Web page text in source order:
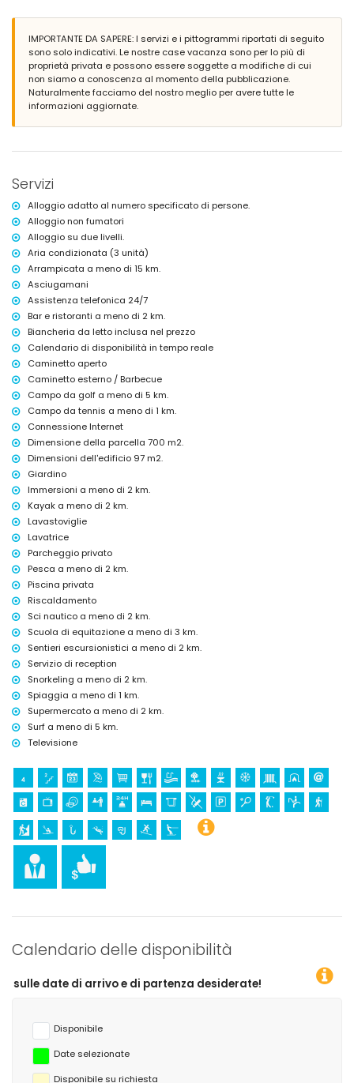
2 terrazze, di cui 1 coperta
barbecue
doccia esterna
area soggiorno esterna e zona pranzo esterna
2 posti auto privati
Ulteriori informazioni
spiaggia più vicina: Les Platgetes (a meno di 1000 metri dalla villa)
secondo aeroporto più vicino: Valencia (> 100 chilometri)
animali non ammessi
L'alloggio è molto adatto per famiglie con bambini
Servizi e strutture inclusi nel prezzo di affitto della villa
internet (WiFi)
ferro e asse da stiro
biancheria da letto e asciugamani
servizio di reception e servizio di emergenza 24 ore su 24
riscaldamento centrale e aria condizionata
Servizi e strutture a pagamento
letto extra e letto/culla per bambini (su richiesta)
Attività di intrattenimento e tempo libero per le vostre vacanze a
Moraira, Costa Blanca
teatro, discoteca e bar (a meno di 1000 metri dalla casa)
chilometri dalla casa)
Punti d'interesse e cultura a Moraira, Costa Blanca
museo (Museo della Storia di Teulada), chiesa (Chiesa di Santa
Catalina), monumento (Monumento della Musica), edificio
architettonico (Municipio) e luogo storico (Centro Storico di Teulada)
(a meno di 1000 metri dall'alloggio)
palazzo (Palazzo dei Conti di Cocentaina) e rovine (Rovine Romane
dei Bagni della Regina a Calpe) (a meno di 25 chilometri
dall'alloggio)
Sport
tennis (a meno di 1000 metri dalla villa)
golf (Club di Golf Ifach, Benissa), equitazione, escursionismo, kayak,
chilometri dalla villa)
ciclismo e canottaggio (a meno di 10 chilometri dalla villa)
arrampicata (a meno di 25 chilometri dalla villa)
IMPORTANTE DA SAPERE: I servizi e i pittogrammi riportati di seguito
sono solo indicativi. Le nostre case vacanza sono per lo più di
proprietà privata e possono essere soggette a modifiche di cui
non siamo a conoscenza al momento della pubblicazione.
Naturalmente facciamo del nostro meglio per avere tutte le
informazioni aggiornate.
Servizi
Alloggio adatto al numero specificato di persone.
Alloggio non fumatori
Alloggio su due livelli.
Aria condizionata (3 unità)
Arrampicata a meno di 15 km.
Asciugamani
Assistenza telefonica 24/7
Bar e ristoranti a meno di 2 km.
Biancheria da letto inclusa nel prezzo
Calendario di disponibilità in tempo reale
Caminetto aperto
Caminetto esterno / Barbecue
Campo da golf a meno di 5 km.
Campo da tennis a meno di 1 km.
Connessione Internet
Dimensione della parcella 700 m2.
Dimensioni dell'edificio 97 m2.
Giardino
Immersioni a meno di 2 km.
Kayak a meno di 2 km.
Lavastoviglie
Lavatrice
Parcheggio privato
Pesca a meno di 2 km.
Piscina privata
Riscaldamento
Sci nautico a meno di 2 km.
Scuola di equitazione a meno di 3 km.
Sentieri escursionistici a meno di 2 km.
Servizio di reception
Snorkeling a meno di 2 km.
Spiaggia a meno di 1 km.
Supermercato a meno di 2 km.
Surf a meno di 5 km.
Televisione
Calendario delle disponibilità
e di partenza desiderate!
Disponibile
Date selezionate
Disponibile su richiesta